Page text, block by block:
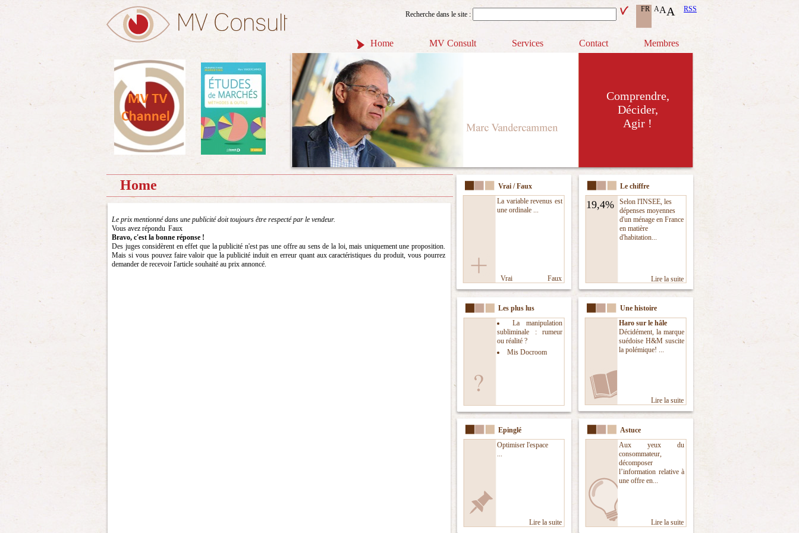
RSS
A
A
A
FR
Recherche dans le site :
Home MV Consult Services Contact Membres
Comprendre,
Décider,
Agir !
Vrai / Faux
La variable revenus est
une ordinale ...
Vrai Faux
Le chiffre
19,4%
Selon l'INSEE, les
dépenses moyennes
d'un ménage en France
en matière
d'habitation...
Lire la suite
Les plus lus
La manipulation
subliminale : rumeur
ou réalité ?
Mis Docroom
Une histoire
Haro sur le hâle
Décidément, la marque
suédoise H&M suscite
la polémique! ...
Lire la suite
Epinglé
Optimiser l'espace
...
Lire la suite
Astuce
Aux yeux du
consommateur,
décomposer
l’information relative à
une offre en...
Lire la suite
Home
Le prix mentionné dans une publicité doit toujours être respecté par le vendeur.
Vous avez répondu Faux
Bravo, c'est la bonne réponse !
Des juges considèrent en effet que la publicité n'est pas une offre au sens de la loi, mais uniquement une proposition.
Mais si vous pouvez faire valoir que la publicité induit en erreur quant aux caractéristiques du produit, vous pourrez
demander de recevoir l'article souhaité au prix annoncé.